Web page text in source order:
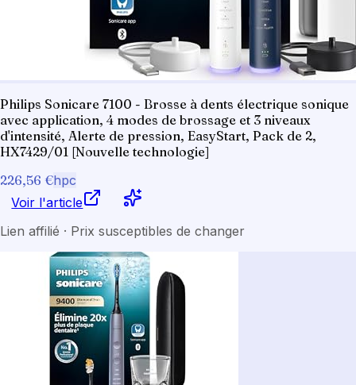
Philips Sonicare 7100 - Brosse à dents électrique sonique
avec application, 4 modes de brossage et 3 niveaux
d'intensité, Alerte de pression, EasyStart, Pack de 2,
HX7429/01 [Nouvelle technologie]
226,56 €hpc
Voir l'article
Lien affilié · Prix susceptibles de changer